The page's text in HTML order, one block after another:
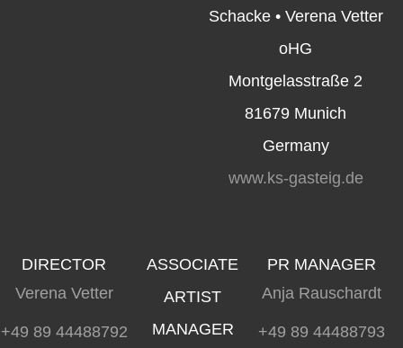
Schacke • Verena Vetter
oHG
Montgelasstraße 2
81679 Munich
Germany
www.ks-gasteig.de
DIRECTOR
Verena Vetter
+49 89 44488792
ASSOCIATE
ARTIST
MANAGER
PR MANAGER
Anja Rauschardt
+49 89 44488793